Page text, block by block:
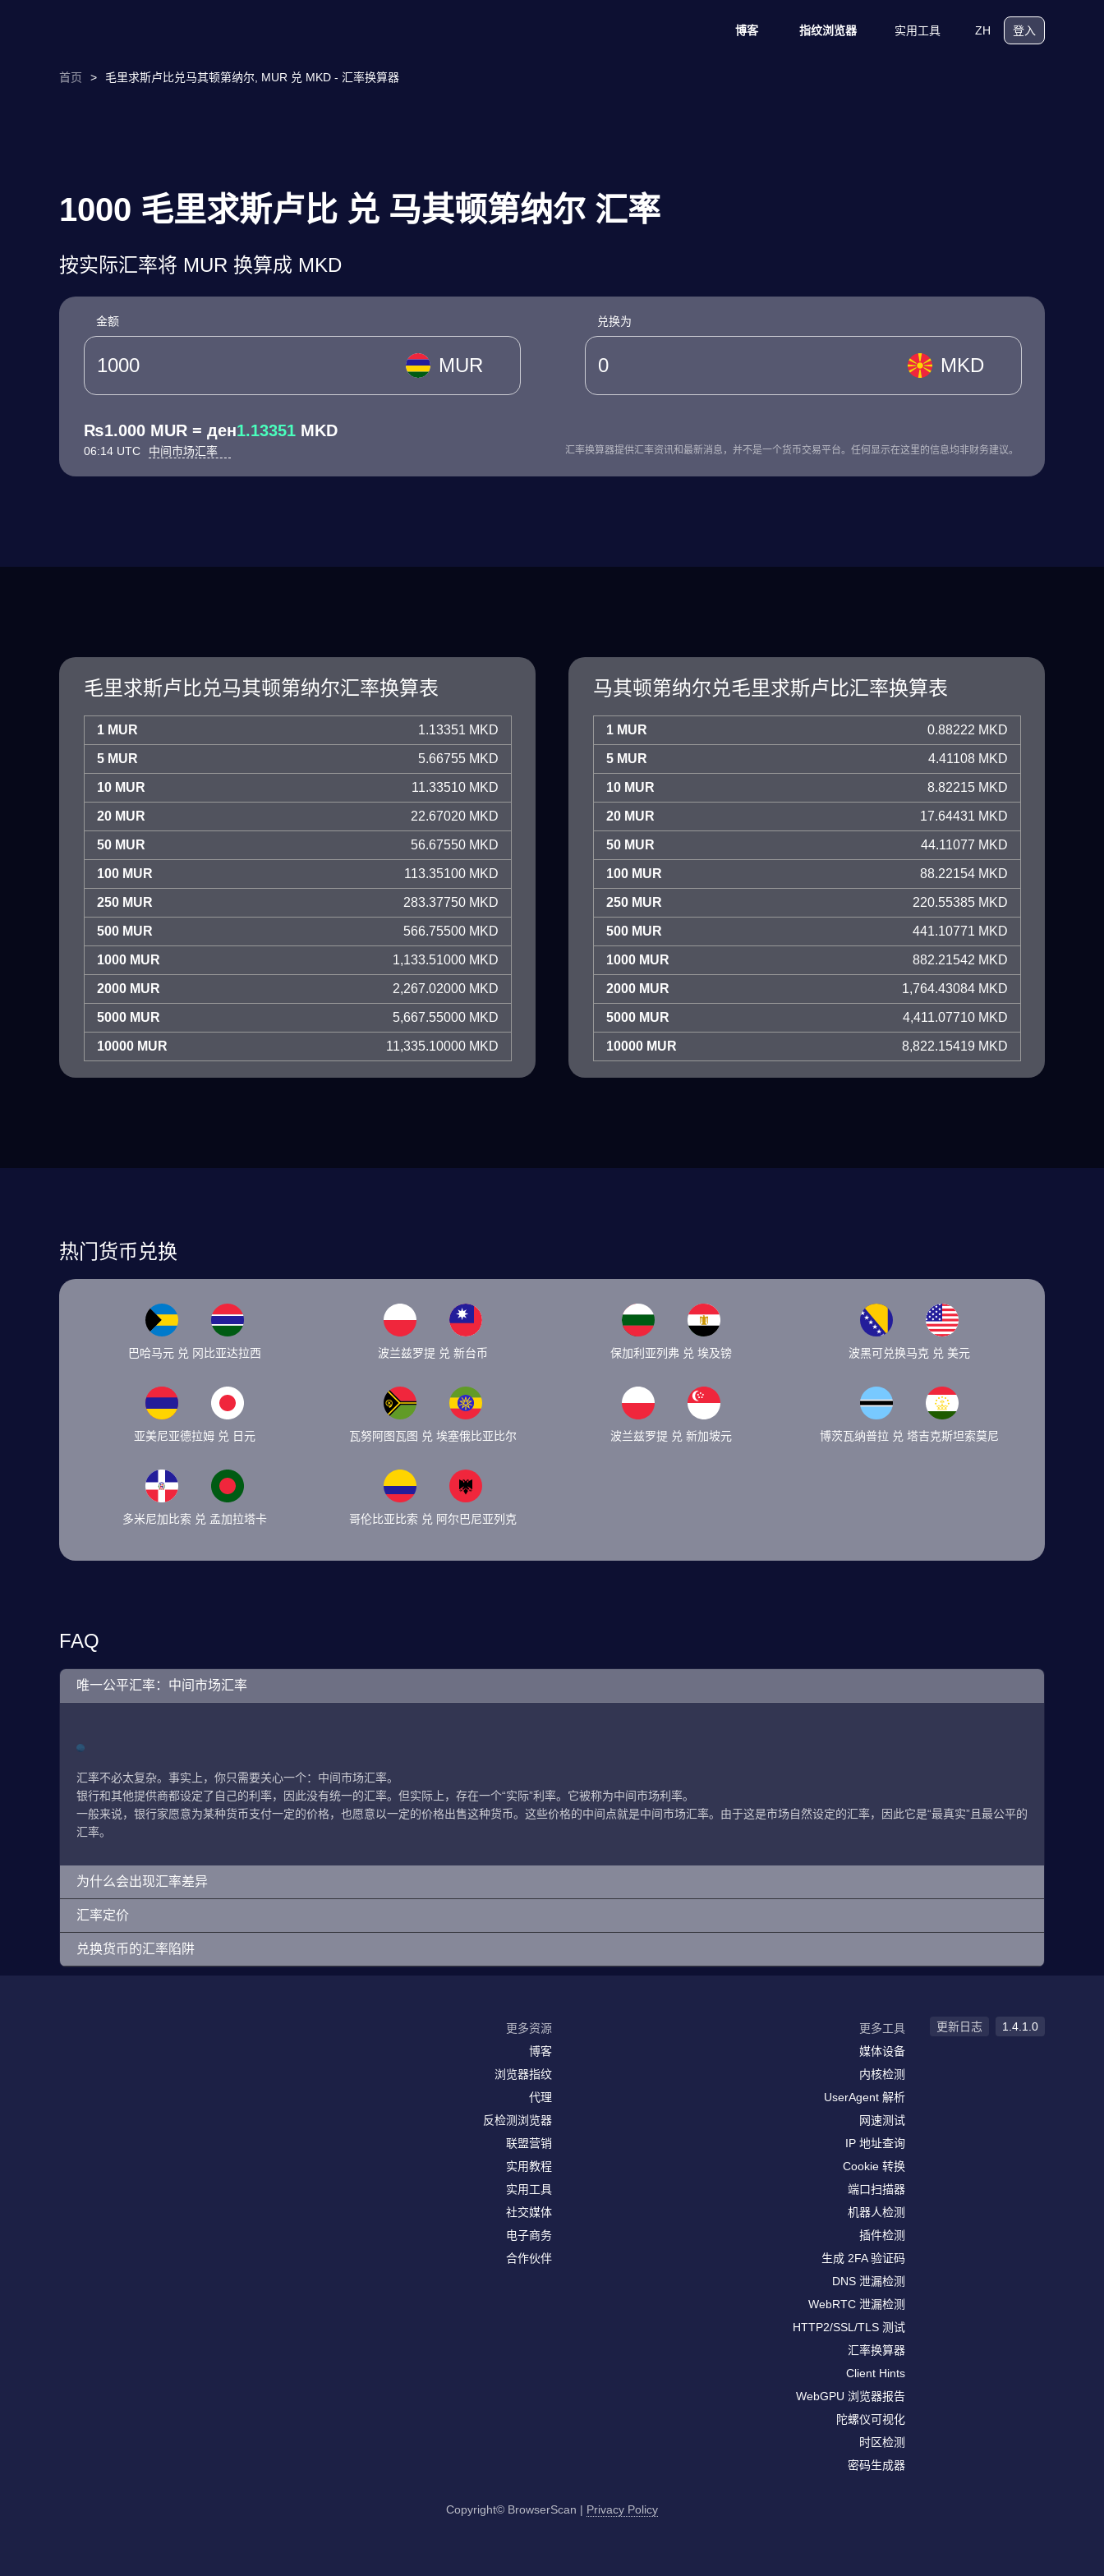
博客 指纹浏览器 实用工具 ZH 登入
首页 > 毛里求斯卢比兑马其顿第纳尔, MUR 兑 MKD - 汇率换算器
1000 毛里求斯卢比 兑 马其顿第纳尔 汇率
按实际汇率将 MUR 换算成 MKD
金额
MUR
兑换为
MKD
₨1.000 MUR = ден1.13351 MKD
06:14 UTC 中间市场汇率 汇率换算器提供汇率资讯和最新消息，并不是一个货币交易平台。任何显示在这里的信息均非财务建议。
毛里求斯卢比兑马其顿第纳尔汇率换算表
1 MUR 1.13351 MKD
5 MUR 5.66755 MKD
10 MUR 11.33510 MKD
20 MUR 22.67020 MKD
50 MUR 56.67550 MKD
100 MUR 113.35100 MKD
250 MUR 283.37750 MKD
500 MUR 566.75500 MKD
1000 MUR 1,133.51000 MKD
2000 MUR 2,267.02000 MKD
5000 MUR 5,667.55000 MKD
10000 MUR 11,335.10000 MKD
马其顿第纳尔兑毛里求斯卢比汇率换算表
1 MUR 0.88222 MKD
5 MUR 4.41108 MKD
10 MUR 8.82215 MKD
20 MUR 17.64431 MKD
50 MUR 44.11077 MKD
100 MUR 88.22154 MKD
250 MUR 220.55385 MKD
500 MUR 441.10771 MKD
1000 MUR 882.21542 MKD
2000 MUR 1,764.43084 MKD
5000 MUR 4,411.07710 MKD
10000 MUR 8,822.15419 MKD
热门货币兑换
巴哈马元 兑 冈比亚达拉西 波兰兹罗提 兑 新台币 保加利亚列弗 兑 埃及镑 波黑可兑换马克 兑 美元
亚美尼亚德拉姆 兑 日元 瓦努阿图瓦图 兑 埃塞俄比亚比尔 波兰兹罗提 兑 新加坡元 博茨瓦纳普拉 兑 塔吉克斯坦索莫尼
多米尼加比索 兑 孟加拉塔卡 哥伦比亚比索 兑 阿尔巴尼亚列克
FAQ
唯一公平汇率：中间市场汇率
汇率不必太复杂。事实上，你只需要关心一个：中间市场汇率。
银行和其他提供商都设定了自己的利率，因此没有统一的汇率。但实际上，存在一个“实际”利率。它被称为中间市场利率。
一般来说，银行家愿意为某种货币支付一定的价格，也愿意以一定的价格出售这种货币。这些价格的中间点就是中间市场汇率。由于这是市场自然设定的汇率，因此它是“最真实”且最公平的
汇率。
为什么会出现汇率差异
汇率定价
兑换货币的汇率陷阱
更多资源
博客
浏览器指纹
代理
反检测浏览器
联盟营销
实用教程
实用工具
社交媒体
电子商务
合作伙伴
更多工具
媒体设备
内核检测
UserAgent 解析
网速测试
IP 地址查询
Cookie 转换
端口扫描器
机器人检测
插件检测
生成 2FA 验证码
DNS 泄漏检测
WebRTC 泄漏检测
HTTP2/SSL/TLS 测试
汇率换算器
Client Hints
WebGPU 浏览器报告
陀螺仪可视化
时区检测
密码生成器
更新日志 1.4.1.0
Copyright© BrowserScan | Privacy Policy